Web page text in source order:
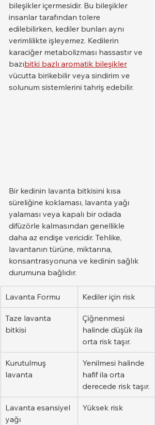
bileşikler içermesidir. Bu bileşikler
insanlar tarafından tolere
edilebilirken, kediler bunları aynı
verimlilikte işleyemez. Kedilerin
karaciğer metabolizması hassastır ve
bazıbitki bazlı aromatik bileşikler
vücutta birikebilir veya sindirim ve
solunum sistemlerini tahriş edebilir.
Bir kedinin lavanta bitkisini kısa
süreliğine koklaması, lavanta yağı
yalaması veya kapalı bir odada
difüzörle kalmasından genellikle
daha az endişe vericidir. Tehlike,
lavantanın türüne, miktarına,
konsantrasyonuna ve kedinin sağlık
durumuna bağlıdır.
Lavanta Formu Kediler için risk
Taze lavanta
bitkisi
Çiğnenmesi
halinde düşük ila
orta risk taşır.
Kurutulmuş
lavanta
Yenilmesi halinde
hafif ila orta
derecede risk taşır.
Lavanta esansiyel
yağı
Yüksek risk